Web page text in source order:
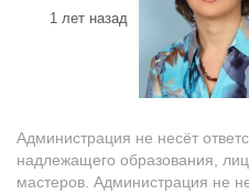
1 лет назад
Администрация не несёт
надлежащего образования,
мастеров. Администрация не